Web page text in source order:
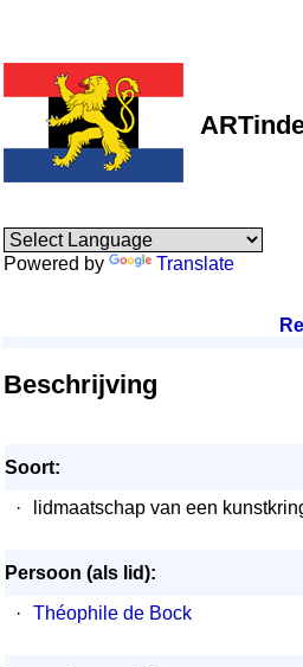
Powered by Translate
Beschrijving
Soort:
·
lidmaatschap van een
Persoon (als lid):
·
Théophile de Bock